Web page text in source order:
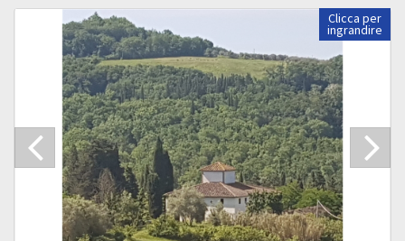
Clicca per
ingrandire